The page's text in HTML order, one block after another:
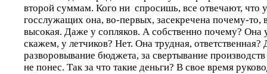
второй суммам. Кого ни спросишь, все отвечают, что
госслужащих она, во-первых, засекречена почему-то,
высокая. Даже у сопляков. А собственно почему? Она
скажем, у летчиков? Нет. Она трудная,
разворовывание бюджета, за свертывание
не понес. Так за что такие деньги? В свое время